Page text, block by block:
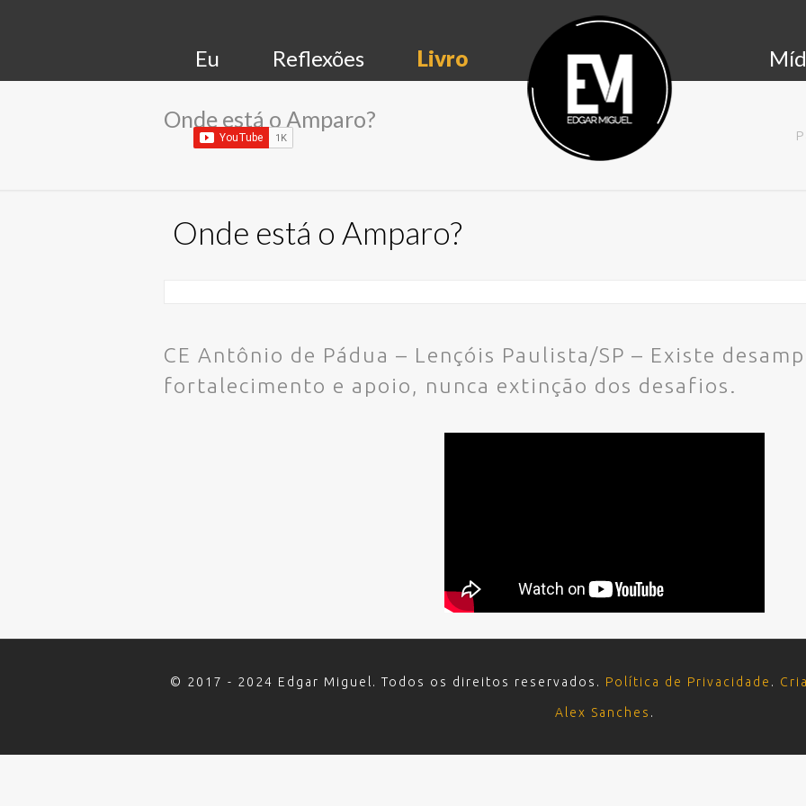
Eu Reflexões Livro
Onde está o Amparo?
Onde está o Amparo?
CE Antônio de Pádua – Lençóis Paulista/SP – Existe
fortalecimento e apoio, nunca extinção dos desafios.
© 2017 - 2024 Edgar Miguel. Todos os direitos reservados. Política de Privacidade .
Alex Sanches .